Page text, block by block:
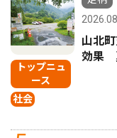
トップニュ
ース
社会
山北
効果